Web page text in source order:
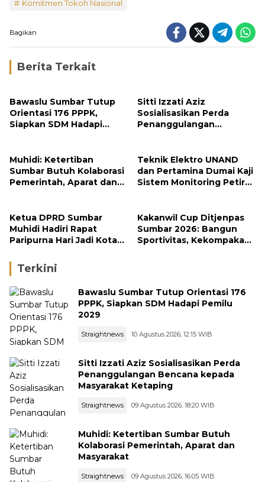
Komitmen Tokoh Nasional
Bagikan
Berita Terkait
Bawaslu Sumbar Tutup
Orientasi 176 PPPK,
Siapkan SDM Hadapi
Sitti Izzati Aziz
Sosialisasikan Perda
Penanggulangan
Muhidi: Ketertiban
Sumbar Butuh Kolaborasi
Pemerintah, Aparat dan
Teknik Elektro UNAND
dan Pertamina Dumai Kaji
Sistem Monitoring Petir
Ketua DPRD Sumbar
Muhidi Hadiri Rapat
Paripurna Hari Jadi Kota
Kakanwil Cup Ditjenpas
Sumbar 2026: Bangun
Sportivitas, Kekompakan
Terkini
Bawaslu Sumbar Tutup Orientasi 176
PPPK, Siapkan SDM Hadapi Pemilu
2029
Straightnews 10 Agustus 2026, 12:15 WIB
Sitti Izzati Aziz Sosialisasikan Perda
Penanggulangan Bencana kepada
Masyarakat Ketaping
Straightnews 09 Agustus 2026, 18:20 WIB
Muhidi: Ketertiban Sumbar Butuh
Kolaborasi Pemerintah, Aparat dan
Masyarakat
Straightnews 09 Agustus 2026, 16:05 WIB